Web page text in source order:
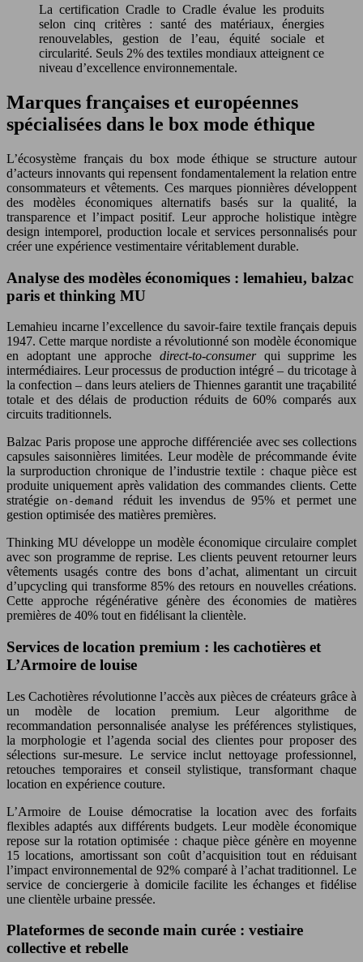
La certification Cradle to Cradle évalue les produits
selon cinq critères : santé des matériaux, énergies
renouvelables, gestion de l’eau, équité sociale et
circularité. Seuls 2% des textiles mondiaux atteignent ce
niveau d’excellence environnementale.
Marques françaises et européennes
spécialisées dans le box mode éthique
L’écosystème français du box mode éthique se structure autour
d’acteurs innovants qui repensent fondamentalement la relation entre
consommateurs et vêtements. Ces marques pionnières développent
des modèles économiques alternatifs basés sur la qualité, la
transparence et l’impact positif. Leur approche holistique intègre
design intemporel, production locale et services personnalisés pour
créer une expérience vestimentaire véritablement durable.
Analyse des modèles économiques : lemahieu, balzac
paris et thinking MU
Lemahieu incarne l’excellence du savoir-faire textile français depuis
1947. Cette marque nordiste a révolutionné son modèle économique
en adoptant une approche direct-to-consumer qui supprime les
intermédiaires. Leur processus de production intégré – du tricotage à
la confection – dans leurs ateliers de Thiennes garantit une traçabilité
totale et des délais de production réduits de 60% comparés aux
circuits traditionnels.
Balzac Paris propose une approche différenciée avec ses collections
capsules saisonnières limitées. Leur modèle de précommande évite
la surproduction chronique de l’industrie textile : chaque pièce est
produite uniquement après validation des commandes clients. Cette
stratégie on-demandréduit les invendus de 95% et permet une
gestion optimisée des matières premières.
Thinking MU développe un modèle économique circulaire complet
avec son programme de reprise. Les clients peuvent retourner leurs
vêtements usagés contre des bons d’achat, alimentant un circuit
d’upcycling qui transforme 85% des retours en nouvelles créations.
Cette approche régénérative génère des économies de matières
premières de 40% tout en fidélisant la clientèle.
Services de location premium : les cachotières et
L’Armoire de louise
Les Cachotières révolutionne l’accès aux pièces de créateurs grâce à
un modèle de location premium. Leur algorithme de
recommandation personnalisée analyse les préférences stylistiques,
la morphologie et l’agenda social des clientes pour proposer des
sélections sur-mesure. Le service inclut nettoyage professionnel,
retouches temporaires et conseil stylistique, transformant chaque
location en expérience couture.
L’Armoire de Louise démocratise la location avec des forfaits
flexibles adaptés aux différents budgets. Leur modèle économique
repose sur la rotation optimisée : chaque pièce génère en moyenne
15 locations, amortissant son coût d’acquisition tout en réduisant
l’impact environnemental de 92% comparé à l’achat traditionnel. Le
service de conciergerie à domicile facilite les échanges et fidélise
une clientèle urbaine pressée.
Plateformes de seconde main curée : vestiaire
collective et rebelle